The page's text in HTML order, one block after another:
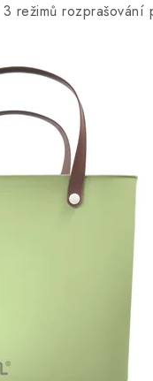
režimů rozprašování